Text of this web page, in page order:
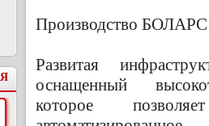
Производство БОЛАРС
Развитая
оснащенный
которое